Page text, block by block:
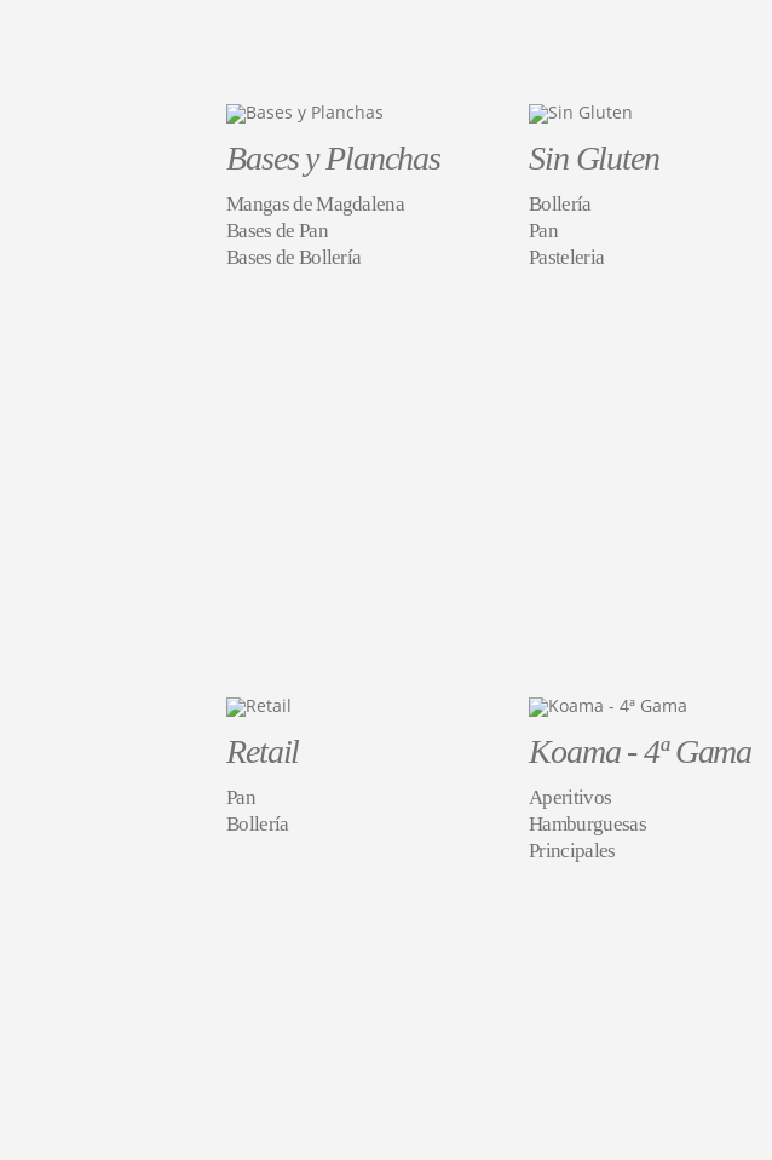
Bases y Planchas
Mangas de Magdalena
Bases de Pan
Bases de Bollería
Sin Gluten
Bollería
Pan
Pasteleria
Retail
Pan
Bollería
Koama - 4ª Gama
Aperitivos
Hamburguesas
Principales